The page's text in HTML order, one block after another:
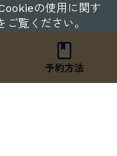
の使用に関す
ご覧ください。
予約方法